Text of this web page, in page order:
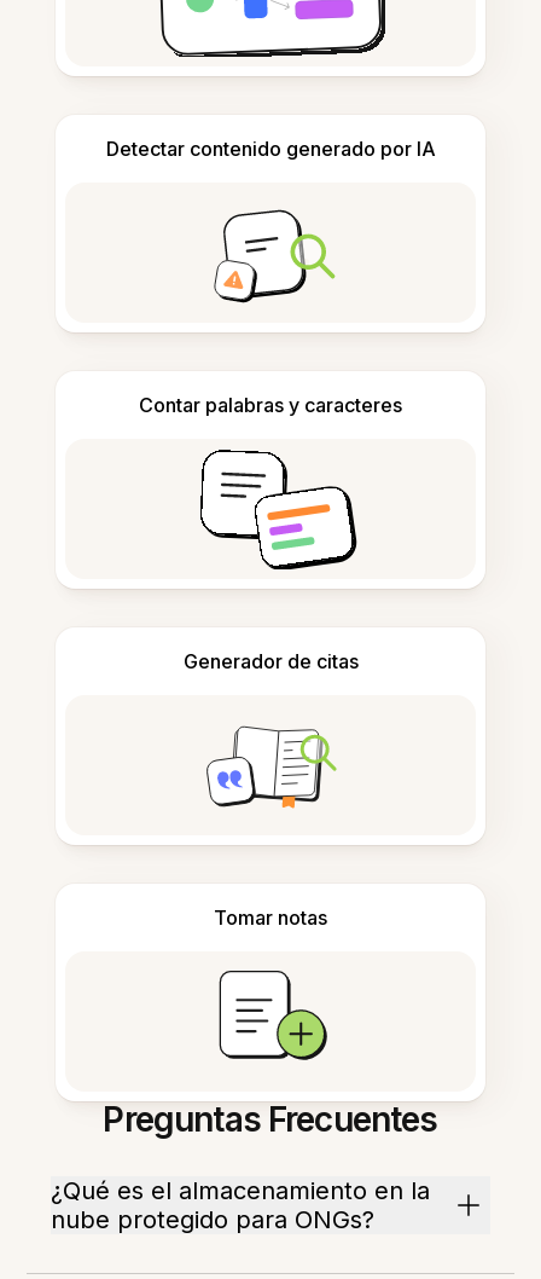
Detectar contenido generado por IA
Contar palabras y caracteres
Generador de citas
Tomar notas
Preguntas Frecuentes
¿Qué es el almacenamiento en la
nube protegido para ONGs?